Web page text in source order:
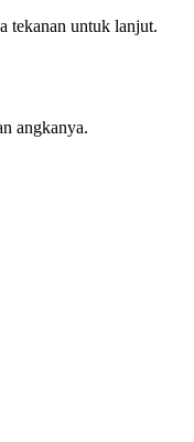
tekanan untuk lanjut.
angkanya.